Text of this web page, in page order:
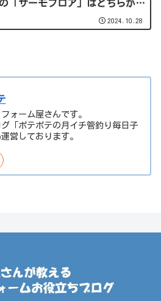
の「サーモフロア」はどちらが良
いのか？メリットデメリットをご
明します。
2024.10.28
ォーム屋さんです。
「ポテポテの月イチ管釣り毎日子
営しております。